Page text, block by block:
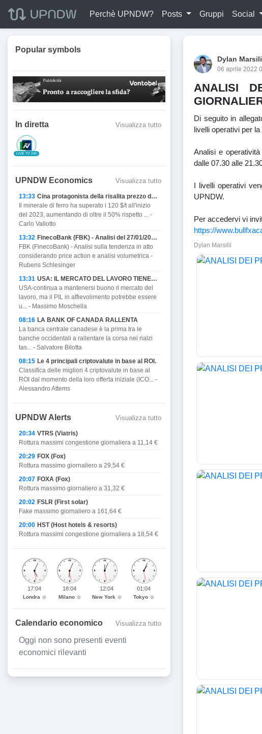
Perchè UPNDW? Posts Gruppi Social
Dylan
06 aprile 2022
ANALISI
Di seguito in
livelli operativi per
Analisi e
dalle 07.30 alle
I livelli operativi
UPNDW.
Per accedervi vi
https://
Dylan Marsilii
Popular symbols
In diretta Visualizza tutto
LIVE TV 24h
UPNDW Economics Visualizza tutto
13:33
Cina protagonista della risalita prezzo del Ferro
Il minerale di ferro ha superato i 120 $/t all'inizio
del 2023, aumentando di oltre il 50% rispetto ... -
Carlo Vallotto
13:32
FinecoBank (FBK) - Analisi del 27/01/2023
FBK (FinecoBank) - Analisi sulla tendenza in atto
considerando price action e analisi volumetrica -
Rubens Schlesinger
13:31
USA: IL MERCATO DEL LAVORO TIENE MA PROMETTE DI AFFIEVOLIRSI CON IL PIL E MINACCIA RECESSIONE.
USA-continua a mantenersi buono il mercato del
lavoro, ma il PIL in affievolimento potrebbe essere
u... - Massimo Moschella
08:16 LA BANK OF CANADA RALLENTA
La banca centrale canadese è la prima tra le
banche occidentali a rallentare la corsa nei rialzi
tas... - Salvatore Bilotta
08:15 Le 4 principali criptovalute in base al ROI.
Classifica delle migliori 4 criptovalute in base al
ROI dal momento della loro offerta iniziale (ICO... -
Alessandro Attems
UPNDW Alerts Visualizza tutto
20:34 VTRS (Viatris)
Rottura massimi congestione giornaliera a 11,14 €
20:29 FOX (Fox)
Rottura massimo giornaliero a 29,54 €
20:07 FOXA (Fox)
Rottura massimo giornaliero a 31,32 €
20:02 FSLR (First solar)
Fake massimo giornaliero a 161,64 €
20:00 HST (Host hotels & resorts)
Rottura massimi congestione giornaliera a 18,54 €
17:04
Londra
18:04
Milano
12:04
New York
01:04
Tokyo
Calendario economico Visualizza tutto
Oggi non sono presenti eventi
economici rilevanti